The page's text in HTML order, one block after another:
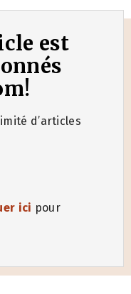
est
d’articles
ici pour